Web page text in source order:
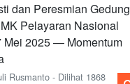
dan Peresmian Gedung
Pelayaran Nasional
Mei 2025 — Momentum
Rusmanto - Dilihat 1868